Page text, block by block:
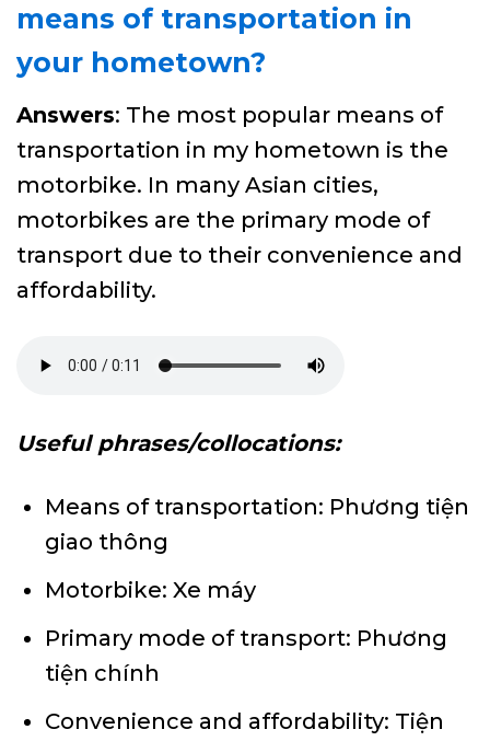
means of transportation in
your hometown?
Answers: The most popular means of
transportation in my hometown is the
motorbike. In many Asian cities,
motorbikes are the primary mode of
transport due to their convenience and
affordability.
Useful phrases/collocations:
Means of transportation: Phương tiện
giao thông
Motorbike: Xe máy
Primary mode of transport: Phương
tiện chính
Convenience and affordability: Tiện